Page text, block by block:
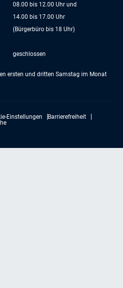
08.00 bis 12.00 Uhr und
14.00 bis 17.00 Uhr
(Bürgerbüro bis 18 Uhr)
geschlossen
ersten und dritten Samstag im Monat
Einstellungen
Barrierefreiheit